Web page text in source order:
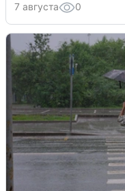
7 августа 0